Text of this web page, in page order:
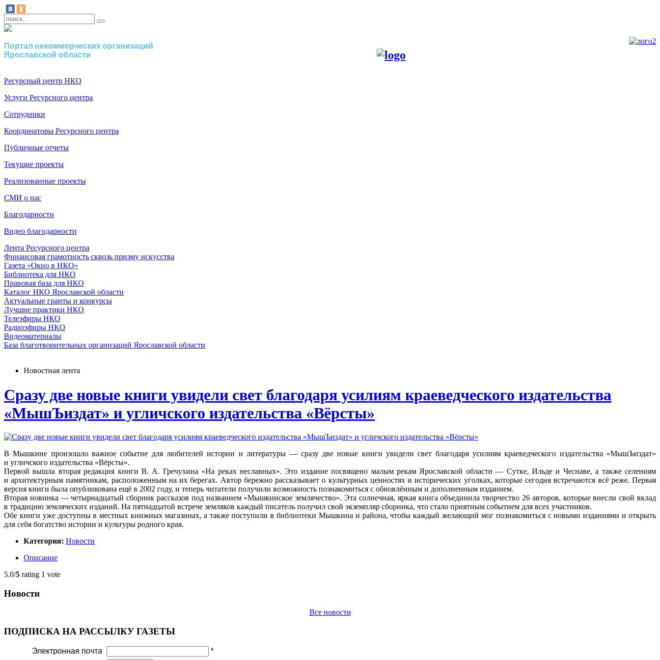
Портал некоммерческих организаций
Ярославской области
Ресурсный центр НКО
Услуги Ресурсного центра
Сотрудники
Координаторы Ресурсного центра
Публичные отчеты
Текущие проекты
Реализованные проекты
СМИ о нас
Благодарности
Видео благодарности
Лента Ресурсного центра
Финансовая грамотность сквозь призму искусства
Газета «Окно в НКО»
Библиотека для НКО
Правовая база для НКО
Каталог НКО Ярославской области
Актуальные гранты и конкурсы
Лучшие практики НКО
Телеэфиры НКО
Радиоэфиры НКО
Видеоматериалы
База благотворительных организаций Ярославской области
Новостная лента
Сразу две новые книги увидели свет благодаря усилиям краеведческого издательства
«МышЪиздат» и угличского издательства «Вёрсты»
В Мышкине произошло важное событие для любителей истории и литературы — сразу две новые книги увидели свет благодаря усилиям краеведческого издательства «МышЪиздат»
и угличского издательства «Вёрсты».
Первой вышла вторая редакция книги В. А. Гречухина «На реках неславных». Это издание посвящено малым рекам Ярославской области — Сутке, Ильде и Чеснаве, а также селениям
и архитектурным памятникам, расположенным на их берегах. Автор бережно рассказывает о культурных ценностях и исторических уголках, которые сегодня встречаются всё реже. Первая
версия книги была опубликована ещё в 2002 году, и теперь читатели получили возможность познакомиться с обновлённым и дополненным изданием.
Вторая новинка — четырнадцатый сборник рассказов под названием «Мышкинское землячество». Эта солнечная, яркая книга объединила творчество 26 авторов, которые внесли свой вклад
в традицию земляческих изданий. На пятнадцатой встрече земляков каждый писатель получил свой экземпляр сборника, что стало приятным событием для всех участников.
Обе книги уже доступны в местных книжных магазинах, а также поступили в библиотеки Мышкина и района, чтобы каждый желающий мог познакомиться с новыми изданиями и открыть
для себя богатство истории и культуры родного края.
Категория: Новости
Описание
5.0/5 rating 1 vote
Новости
Все новости
ПОДПИСКА НА РАССЫЛКУ ГАЗЕТЫ
Электронная почта *